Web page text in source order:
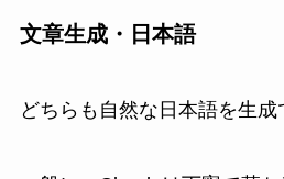
文章生成・日本語
どちらも自然な日本語を生成